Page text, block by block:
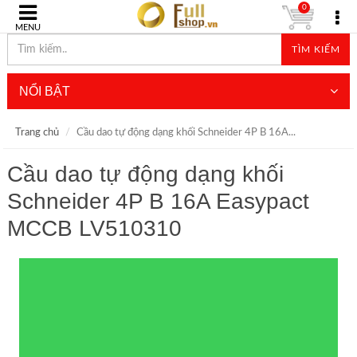
MENU
TÌM KIẾM
0
NỔI BẬT
Trang chủ Cầu dao tự động dạng khối Schneider 4P B 16A...
Cầu dao tự động dạng khối
Schneider 4P B 16A Easypact
MCCB LV510310